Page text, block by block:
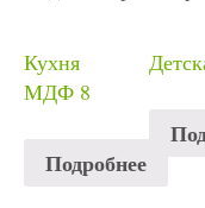
Кухня
МДФ 8
Подробнее